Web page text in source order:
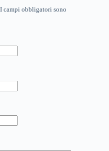
I campi obbligatori sono